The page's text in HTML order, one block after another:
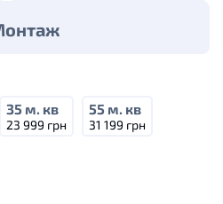
35 м. кв
23 999 грн
55 м. кв
31 199 грн